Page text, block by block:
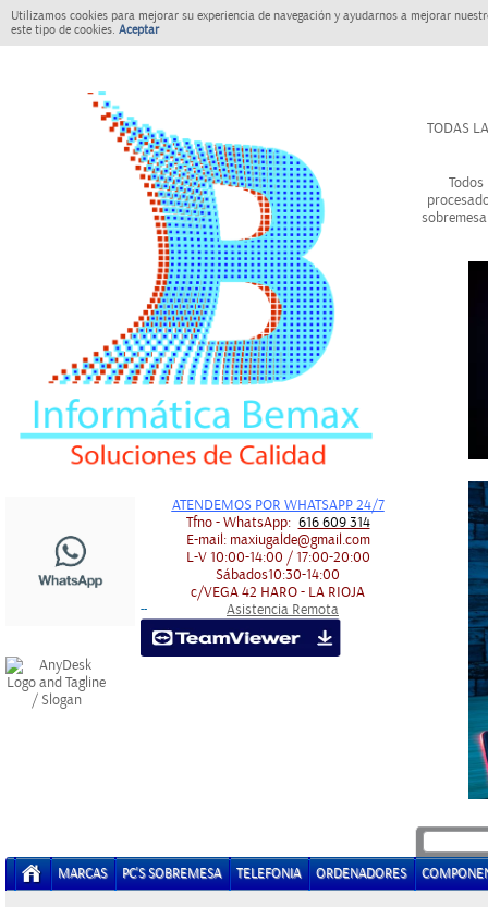
Utilizamos cookies para mejorar su experiencia de navegación y ayudarnos a mejorar
este tipo de cookies. Aceptar
ATENDEMOS POR WHATSAPP 24/7
Tfno - WhatsApp: 616 609 314
E-mail:maxiugalde@gmail.com
L-V10:00-14:00 / 17:00-20:00
Sábados10:30-14:00
c/VEGA 42 HARO - LA RIOJA
-- Asistencia Remota
TODAS
MARCAS PC'S SOBREMESA TELEFONIA ORDENADORES